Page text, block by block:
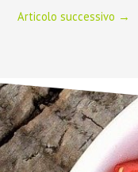
Articolo successivo →